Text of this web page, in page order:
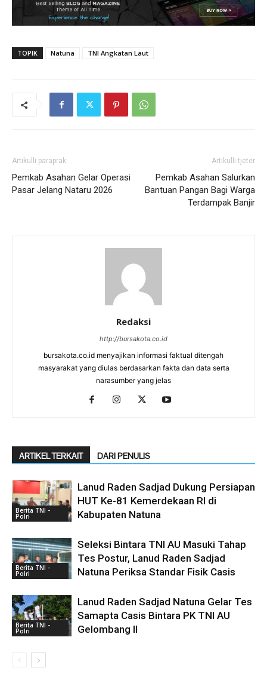
TOPIK Natuna TNI Angkatan Laut
Artikulli paraprak
Pemkab Asahan Gelar Operasi
Pasar Jelang Nataru 2026
Artikulli tjetër
Pemkab Asahan Salurkan
Bantuan Pangan Bagi Warga
Terdampak Banjir
Redaksi
http://bursakota.co.id
bursakota.co.id menyajikan informasi faktual ditengah
masyarakat yang diulas berdasarkan fakta dan data serta
narasumber yang jelas
ARTIKEL TERKAIT DARI PENULIS
Berita TNI -
Polri
Lanud Raden Sadjad Dukung Persiapan
HUT Ke-81 Kemerdekaan RI di
Kabupaten Natuna
Berita TNI -
Polri
Seleksi Bintara TNI AU Masuki Tahap
Tes Postur, Lanud Raden Sadjad
Natuna Periksa Standar Fisik Casis
Berita TNI -
Polri
Lanud Raden Sadjad Natuna Gelar Tes
Samapta Casis Bintara PK TNI AU
Gelombang II